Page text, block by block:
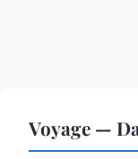
Voyage —